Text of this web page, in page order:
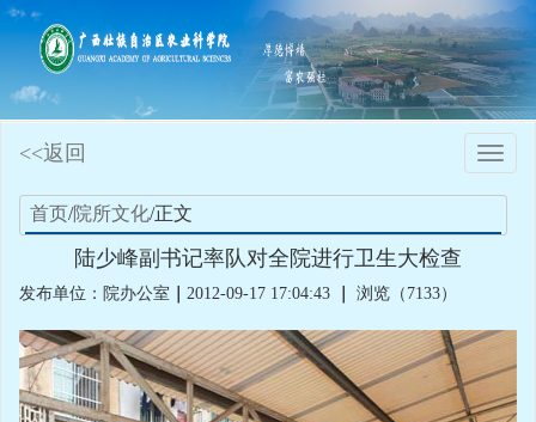
Toggle
<<返回
首页/院所文化/正文
陆少峰副书记率队对全院进行卫生大检查
发布单位：院办公室 2012-09-17 17:04:43 浏览（7133）